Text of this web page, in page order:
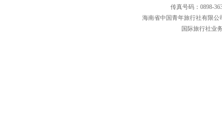
传真号码：0898-
海南省中国青年旅行社有限
国际旅行社业